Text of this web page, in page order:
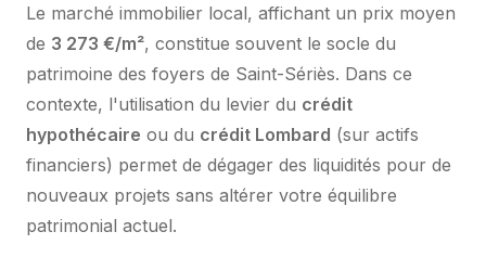
Le marché immobilier local, affichant un prix moyen
de 3 273 €/m², constitue souvent le socle du
patrimoine des foyers de Saint-Sériès. Dans ce
contexte, l'utilisation du levier du crédit
hypothécaire ou du crédit Lombard (sur actifs
financiers) permet de dégager des liquidités pour de
nouveaux projets sans altérer votre équilibre
patrimonial actuel.